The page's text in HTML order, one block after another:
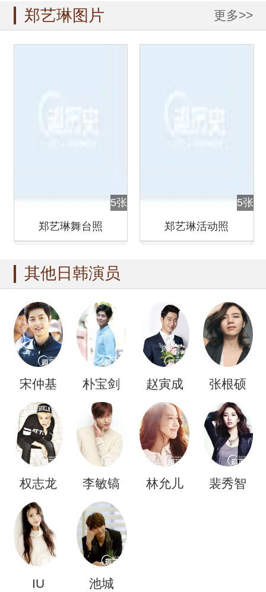
郑艺琳图片 更多>>
5张
郑艺琳舞台照
5张
郑艺琳活动照
其他日韩演员
宋仲基 朴宝剑 赵寅成 张根硕
权志龙 李敏镐 林允儿 裴秀智
IU 池城